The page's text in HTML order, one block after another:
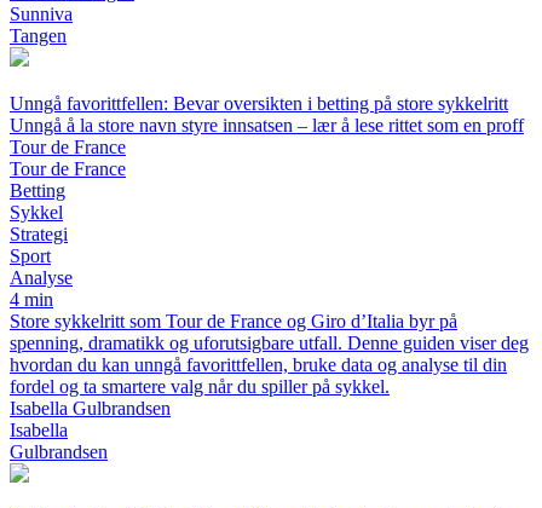
Sunniva
Tangen
Unngå favorittfellen: Bevar oversikten i betting på store sykkelritt
Unngå å la store navn styre innsatsen – lær å lese rittet som en proff
Tour de France
Tour de France
Betting
Sykkel
Strategi
Sport
Analyse
4 min
Store sykkelritt som Tour de France og Giro d’Italia byr på
spenning, dramatikk og uforutsigbare utfall. Denne guiden viser deg
hvordan du kan unngå favorittfellen, bruke data og analyse til din
fordel og ta smartere valg når du spiller på sykkel.
Isabella Gulbrandsen
Isabella
Gulbrandsen